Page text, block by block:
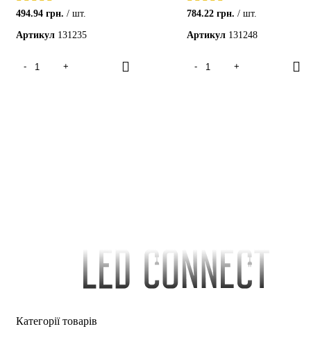
494.94 грн.
шт.
Артикул 131235
784.22 грн.
шт.
Артикул 131248
Категорії товарів